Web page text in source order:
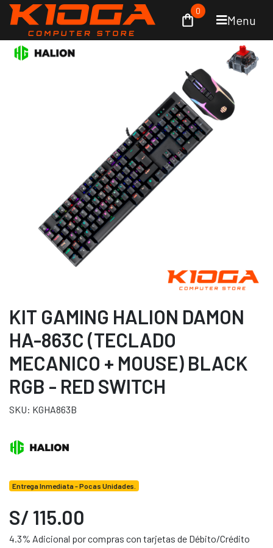
Menu
0
KIT GAMING HALION DAMON
HA-863C (TECLADO
MECANICO + MOUSE) BLACK
RGB - RED SWITCH
SKU: KGHA863B
Entrega Inmediata - Pocas Unidades.
S/ 115.00
4.3% Adicional por compras con tarjetas de Débito/Crédito